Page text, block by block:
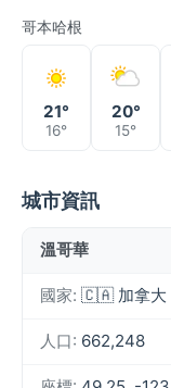
哥本哈根
21°
16°
20°
15°
城市資訊
溫哥華
國家: 🇨🇦 加拿大
人口: 662,248